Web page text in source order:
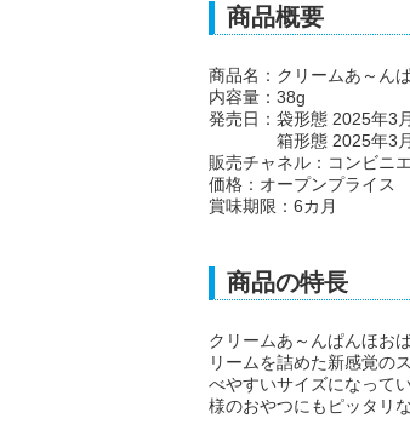
商品概要
商品名：クリームあ～ん
内容量：38g
発売日：袋形態 2025年3
箱形態 2025年3月
販売チャネル：コンビニ
価格：オープンプライス
賞味期限：6カ月
商品の特長
クリームあ～んぱんほお
リームを詰めた新感覚の
べやすいサイズになって
様のおやつにもピッタリ